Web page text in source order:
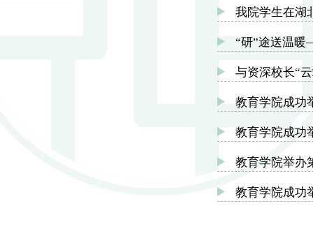
我院学生在湖
“研”途送温
与资深校长“
教育学院成功
教育学院成功
教育学院举办
教育学院成功